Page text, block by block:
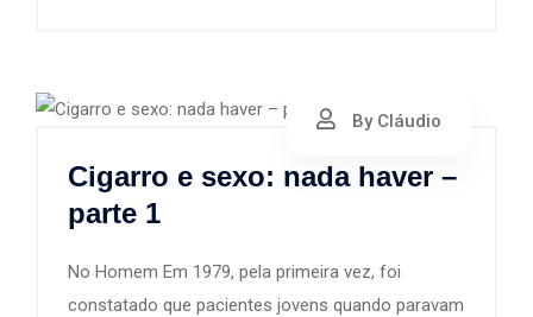
By Cláudio
Cigarro e sexo: nada haver –
parte 1
No Homem Em 1979, pela primeira vez, foi
constatado que pacientes jovens quando paravam